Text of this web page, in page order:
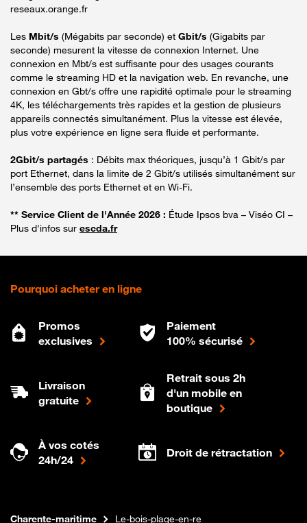
reseaux.orange.fr
Les Mbit/s (Mégabits par seconde) et Gbit/s (Gigabits par
seconde) mesurent la vitesse de connexion Internet. Une
connexion en Mbt/s est suffisante pour des usages courants
comme le streaming HD et la navigation web. En revanche, une
connexion en Gbt/s offre une rapidité optimale pour le streaming
4K, les téléchargements très rapides et la gestion de plusieurs
appareils connectés simultanément. Plus la vitesse est élevée,
plus votre expérience en ligne sera fluide et performante.
2Gbit/s partagés : Débits max théoriques, jusqu’à 1 Gbit/s par
port Ethernet, dans la limite de 2 Gbit/s utilisés simultanément sur
l’ensemble des ports Ethernet et en Wi-Fi.
** Service Client de l'Année 2026 : Étude Ipsos bva – Viséo CI –
Plus d'infos sur escda.fr
Pourquoi acheter en ligne
Promos
exclusives
Paiement
100% sécurisé
Livraison
gratuite
Retrait sous 2h
d'un mobile en
boutique
À vos cotés
24h/24
Droit de rétractation
Boutique Orange
Internet fibreNouvelle-aquitaine
Charente-maritime Le-bois-plage-en-re